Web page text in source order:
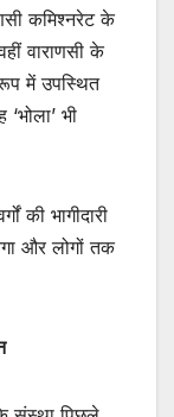
कमिश्नरेट के
वाराणसी के
में उपस्थित
भी
की भागीदारी
और लोगों तक